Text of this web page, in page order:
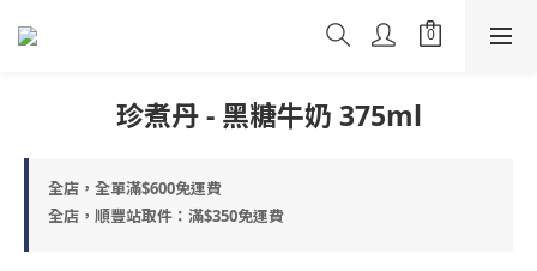
珍煮丹 - 黑糖牛奶 375ml
全店，全單滿$600免運費
全店，順豐站取件：滿$350免運費